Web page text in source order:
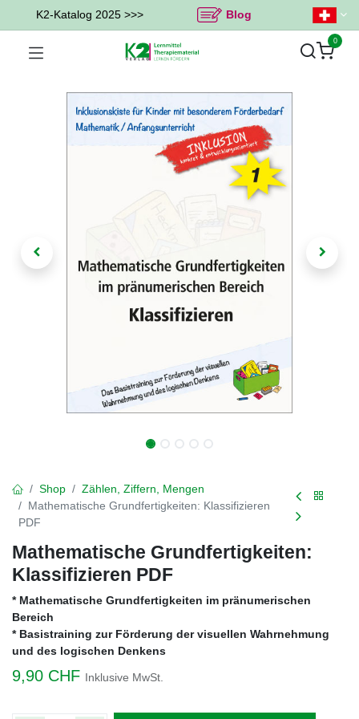
K2-Katalog 2025 >>> Blog
0
Shop
Zählen, Ziffern, Mengen
Mathematische Grundfertigkeiten: Klassifizieren
PDF
Mathematische Grundfertigkeiten:
Klassifizieren PDF
* Mathematische Grundfertigkeiten im pränumerischen
Bereich
* Basistraining zur Förderung der visuellen Wahrnehmung
und des logischen Denkens
9,90 CHF Inklusive MwSt.